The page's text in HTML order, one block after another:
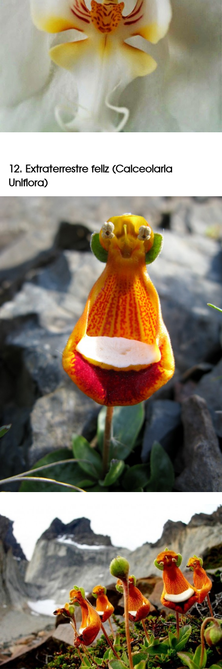
12. Extraterrestre feliz (Calceolaria
Uniflora)